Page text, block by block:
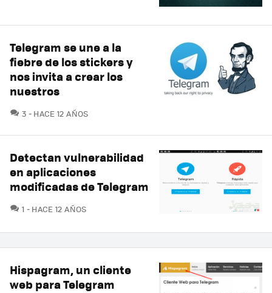
Telegram se une a la
fiebre de los stickers y
nos invita a crear los
nuestros
3 COMENTARIOS
HACE 12 AÑOS
Detectan vulnerabilidad
en aplicaciones
modificadas de Telegram
1 COMENTARIOS
HACE 12 AÑOS
Hispagram, un cliente
web para Telegram